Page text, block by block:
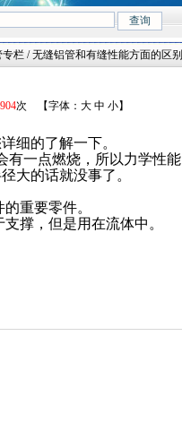
栏 / 无缝铝管和有缝性能方面的区别
次 【字体： 大 中 小】
细的了解一下。
有一点燃烧，所以力学性能
大的话就没事了。
重要零件。
撑，但是用在流体中。